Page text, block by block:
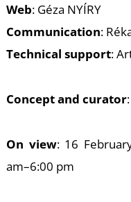
Web: Géza NYÍRY
Communication:
Technical support:
Concept and curator
On view: 16
am–6:00 pm